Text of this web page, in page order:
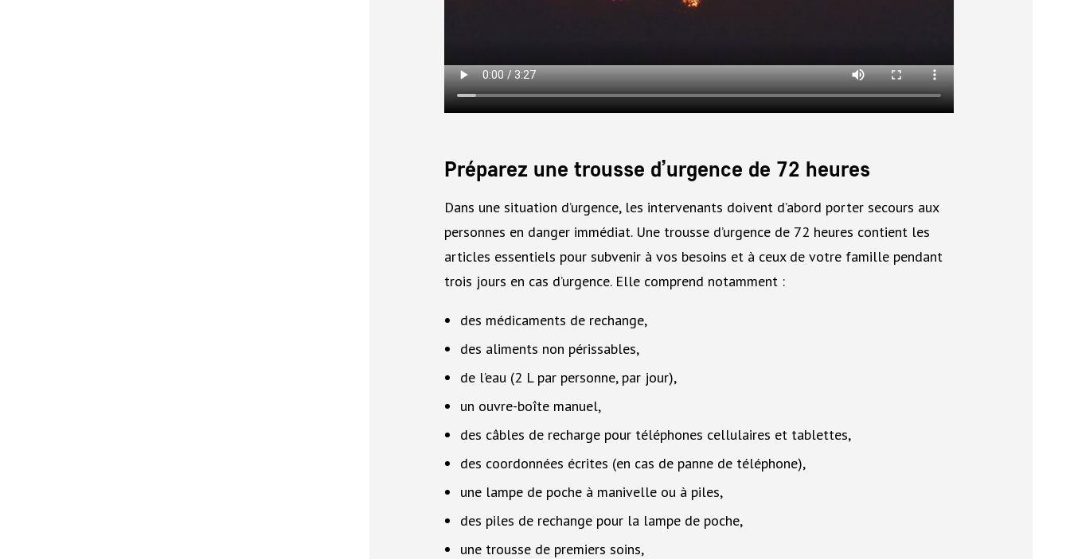
Préparez une trousse d’urgence de 72 heures
Dans une situation d’urgence, les intervenants doivent d’abord porter secours aux
personnes en danger immédiat. Une trousse d’urgence de 72 heures contient les
articles essentiels pour subvenir à vos besoins et à ceux de votre famille pendant
trois jours en cas d’urgence. Elle comprend notamment :
des médicaments de rechange,
des aliments non périssables,
de l’eau (2 L par personne, par jour),
un ouvre-boîte manuel,
des câbles de recharge pour téléphones cellulaires et tablettes,
des coordonnées écrites (en cas de panne de téléphone),
une lampe de poche à manivelle ou à piles,
des piles de rechange pour la lampe de poche,
une trousse de premiers soins,